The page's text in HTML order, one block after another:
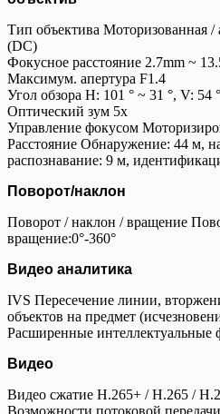
Тип объектива Моторизованная /
(DC)
Фокусное расстояние 2.7mm ~
Максимум. апертура F1.4
Угол обзора H: 101 ° ~ 31 °, V: 54
Оптический зум 5x
Управление фокусом
Расстояние Обнаружение: 44 м,
распознавание: 9 м,
Поворот/наклон
Поворот / наклон / вращение
вращение:0°-360°
Видео аналитика
IVS Пересечение линии,
объектов на предмет
Расширенные интеллектуальные
Видео
Видео сжатие H.265+ / H.265 /
Возможности потоковой